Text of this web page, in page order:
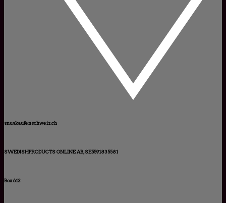
snuskaufenschweiz.ch
SWEDISHPRODUCTS ONLINE AB, SE5591835581
Box 613